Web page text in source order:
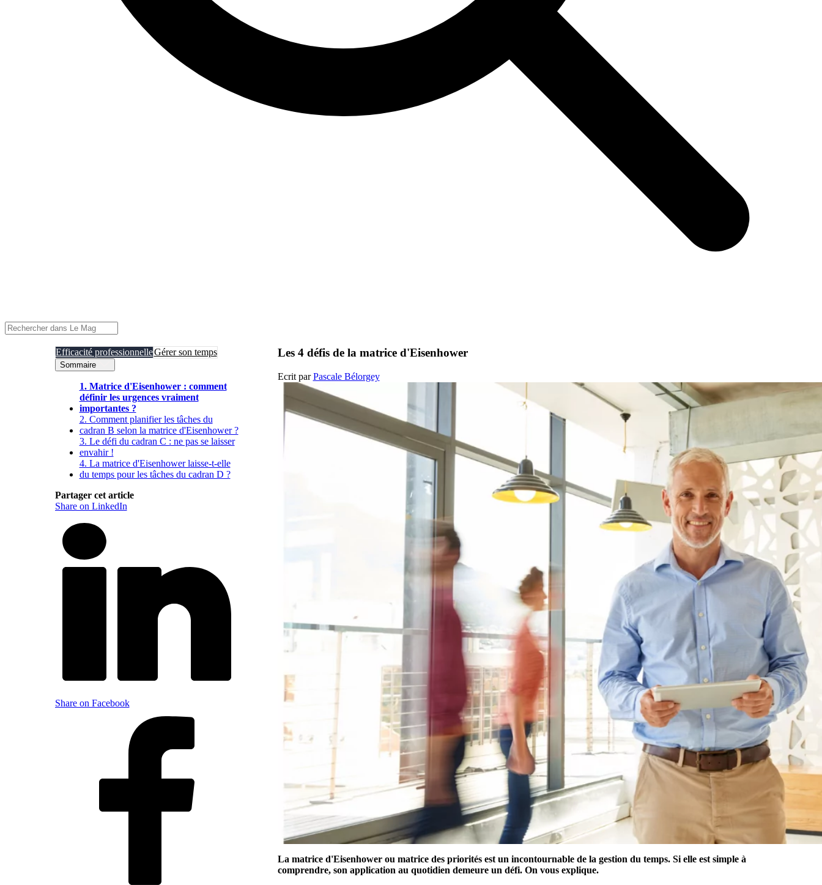
Efficacité professionnelleGérer son temps
Sommaire
1. Matrice d'Eisenhower : comment
définir les urgences vraiment
importantes ?
2. Comment planifier les tâches du
cadran B selon la matrice d'Eisenhower ?
3. Le défi du cadran C : ne pas se laisser
envahir !
4. La matrice d'Eisenhower laisse-t-elle
du temps pour les tâches du cadran D ?
Partager cet article
Share on LinkedIn
Share on Facebook
Les 4 défis de la matrice d'Eisenhower
Ecrit parPascale Bélorgey
La matrice d'Eisenhower ou matrice des priorités est un incontournable de la gestion du temps. Si elle est simple à
comprendre, son application au quotidien demeure un défi. On vous explique.